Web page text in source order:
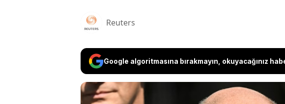
Reuters
Google algoritmasına bırakmayın, okuyacağınız